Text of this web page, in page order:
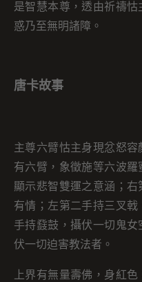
是智慧本尊，透由祈禱
惑乃至無明諸障。
唐卡故事
主尊六臂怙主身現忿怒
有六臂，象徵施等六波羅
顯示悲智雙運之意涵；
有情；左第二手持三叉
手持鼗鼓，攝伏一切鬼
伏一切迫害教法者。
上界有無量壽佛，身紅